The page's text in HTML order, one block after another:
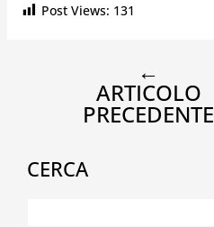
Post Views: 131
←
ARTICOLO
PRECEDENTE
CERCA